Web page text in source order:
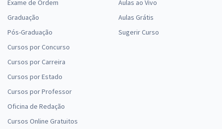
Exame de Ordem
Graduação
Pós-Graduação
Cursos por Concurso
Cursos por Carreira
Cursos por Estado
Cursos por Professor
Oficina de Redação
Cursos Online Gratuitos
Aulas ao Vivo
Aulas Grátis
Sugerir Curso